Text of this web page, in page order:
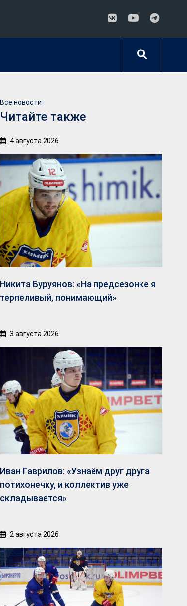
Все новости
Читайте также
4 августа 2026
Никита Буруянов: «На предсезонке я
терпеливый, понимающий»
3 августа 2026
Иван Гаврилов: «Узнаём друг друга
потихонечку, и коллектив уже
складывается»
2 августа 2026